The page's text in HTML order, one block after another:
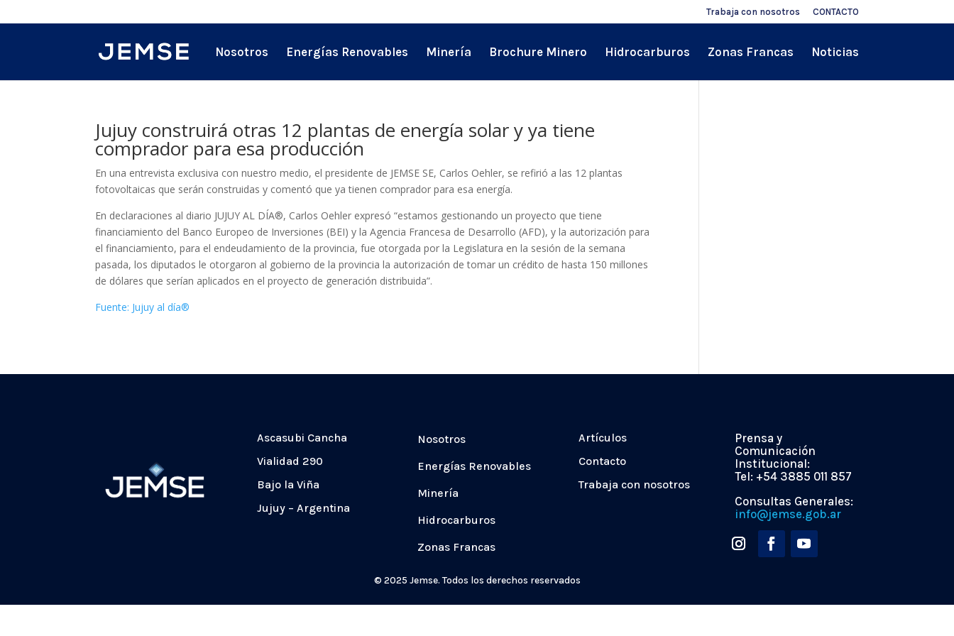
Trabaja con nosotros CONTACTO
Nosotros Energías Renovables Minería Brochure Minero Hidrocarburos Zonas Francas Noticias
Jujuy construirá otras 12 plantas de energía solar y ya tiene
comprador para esa producción
En una entrevista exclusiva con nuestro medio, el presidente de JEMSE SE, Carlos Oehler, se refirió a las 12 plantas
fotovoltaicas que serán construidas y comentó que ya tienen comprador para esa energía.
En declaraciones al diario JUJUY AL DÍA®, Carlos Oehler expresó “estamos gestionando un proyecto que tiene
financiamiento del Banco Europeo de Inversiones (BEI) y la Agencia Francesa de Desarrollo (AFD), y la autorización para
el financiamiento, para el endeudamiento de la provincia, fue otorgada por la Legislatura en la sesión de la semana
pasada, los diputados le otorgaron al gobierno de la provincia la autorización de tomar un crédito de hasta 150 millones
de dólares que serían aplicados en el proyecto de generación distribuida”.
Fuente: Jujuy al día®
Ascasubi Cancha
Vialidad 290
Bajo la Viña
Jujuy – Argentina
Nosotros
Energías Renovables
Minería
Hidrocarburos
Zonas Francas
Artículos
Contacto
Trabaja con nosotros
Prensa y
Comunicación
Institucional:
Tel: +54 3885 011 857
Consultas Generales:
info@jemse.gob.ar
© 2025 Jemse. Todos los derechos reservados